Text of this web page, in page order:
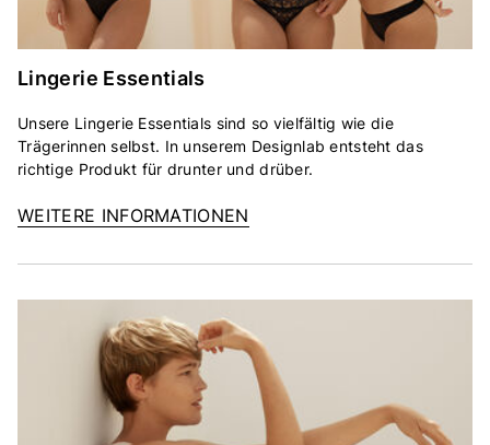
Lingerie Essentials
Unsere Lingerie Essentials sind so vielfältig wie die
Trägerinnen selbst. In unserem Designlab entsteht das
richtige Produkt für drunter und drüber.
WEITERE INFORMATIONEN